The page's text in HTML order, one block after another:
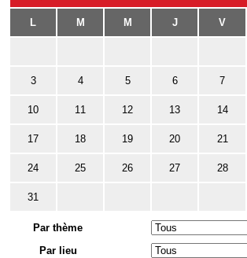
L M M J V
3 4 5 6 7
10 11 12 13 14
17 18 19 20 21
24 25 26 27 28
31
Par thème
Par lieu